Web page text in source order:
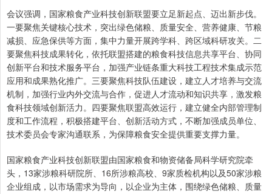
会议强调，国家粮食产业科技创新联盟要立足新起点、迈出新步伐。
一要聚焦关键核心技术，突出绿色储粮、质量安全、营养健康、节粮
减损、应急保供等方面，集中力量开展跨学科、跨区域科研攻关。二
要聚焦科技成果转化，依托联盟搭建的粮食科技信息共享平台、协同
创新平台和技术服务平台，加强产业链条重大科技工程技术集成示范
应用和成果熟化推广。三要聚焦科技队伍建设，建立人才培养与交流
机制，加强行业内外交流与合作，促进人才流动和知识共享，激发粮
食科技领域创新活力。四要聚焦联盟高效运行，建立健全内部管理制
度和工作流程，积极搭建平台、创新活动方式，不断加强成员单位、
技术委员会专家沟通联系，为保障粮食安全提供重要支撑力量。
国家粮食产业科技创新联盟由国家粮食和物资储备局科学研究院牵
头，13家涉粮科研院所、16所涉粮高校、9家质检机构以及50家涉粮
企业组成，以市场需求为导向，以企业为主体，围绕绿色储粮、质量